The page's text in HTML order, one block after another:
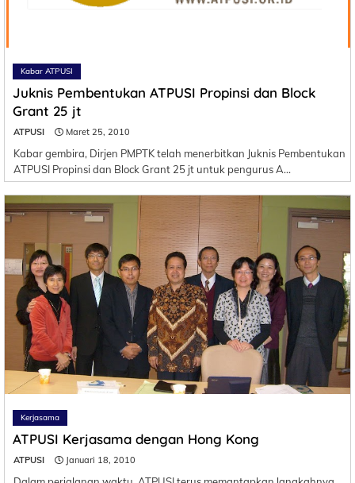
Kabar ATPUSI
Juknis Pembentukan ATPUSI Propinsi dan Block
Grant 25 jt
ATPUSI Maret 25, 2010
Kabar gembira, Dirjen PMPTK telah menerbitkan Juknis Pembentukan
ATPUSI Propinsi dan Block Grant 25 jt untuk pengurus A…
Kerjasama
ATPUSI Kerjasama dengan Hong Kong
ATPUSI Januari 18, 2010